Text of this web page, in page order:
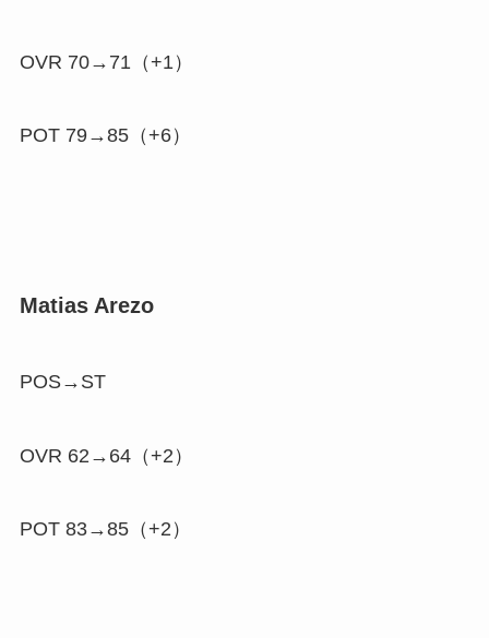
OVR 70→71（+1 ）
POT 79→85（+6）
Matias Arezo
POS→ST
OVR 62→64（+2 ）
POT 83→85（+2 ）